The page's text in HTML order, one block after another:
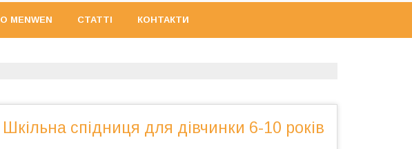
О MENWEN СТАТТІ КОНТАКТИ
Шкільна спідниця для дівчинки 6-10 років